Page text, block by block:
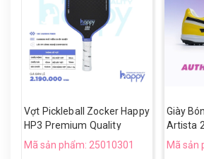
Vợt Pickleball Zocker Happy
HP3 Premium Quality
Mã sản phẩm: 25010301
Giày
Artista
Đen TF
Mã sản